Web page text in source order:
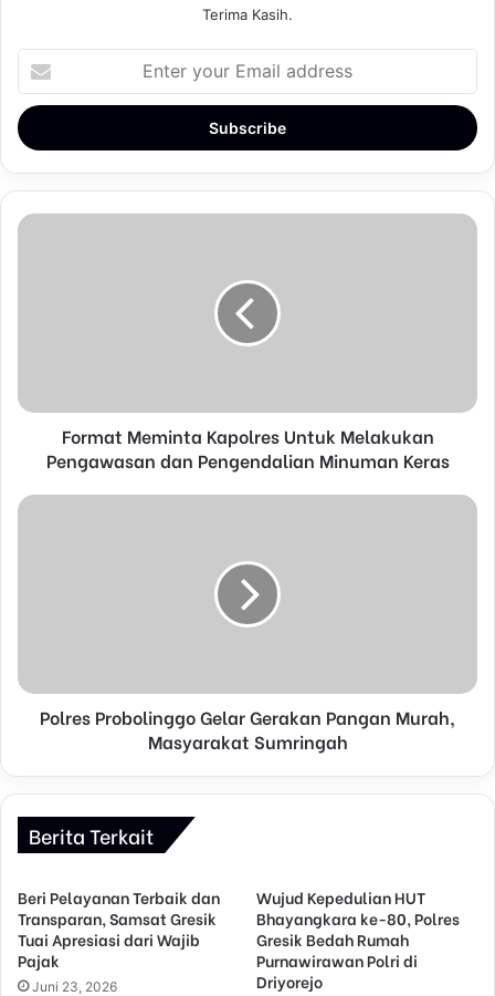
Terima Kasih.
e
y
u
d
s
Format Meminta Kapolres Untuk Melakukan
Pengawasan dan Pengendalian Minuman Keras
Polres Probolinggo Gelar Gerakan Pangan Murah,
Masyarakat Sumringah
Berita Terkait
Beri Pelayanan Terbaik dan
Transparan, Samsat Gresik
Tuai Apresiasi dari Wajib
Pajak
Juni 23, 2026
Wujud Kepedulian HUT
Bhayangkara ke-80, Polres
Gresik Bedah Rumah
Purnawirawan Polri di
Driyorejo